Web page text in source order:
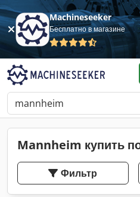
Machineseeker
Бесплатно в магазине
Mannheim купить
Фильтр